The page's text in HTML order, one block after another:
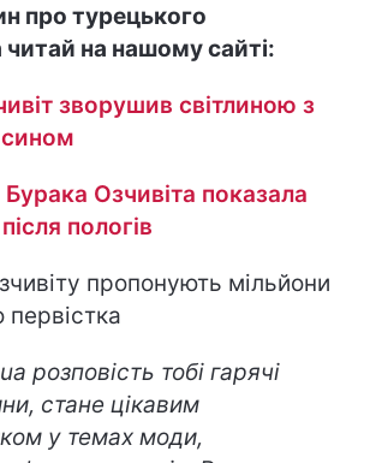
про турецького
читай на нашому сайті:
зворушив світлиною з
Озчивіта показала
пологів
пропонують мільйони
первістка
розповість тобі гарячі
стане цікавим
у темах моди,